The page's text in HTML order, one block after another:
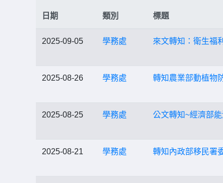
日期 類別 標題
2025-09-05 學務處 來文轉知：衛生福
2025-08-26 學務處 轉知農業部動植物
2025-08-25 學務處 公文轉知~經濟部
2025-08-21 學務處 轉知內政部移民署